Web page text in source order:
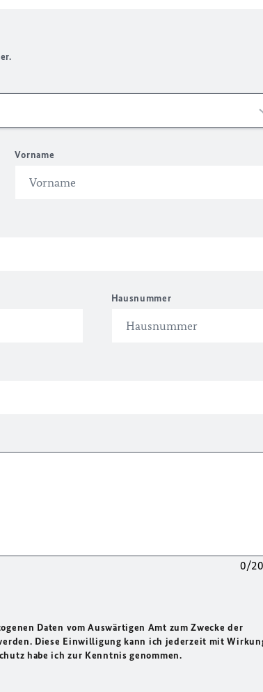
Vorname
Hausnummer
0/
Daten vom Auswärtigen Amt zum Zwecke der
Diese Einwilligung kann ich jederzeit mit
habe ich zur Kenntnis genommen.